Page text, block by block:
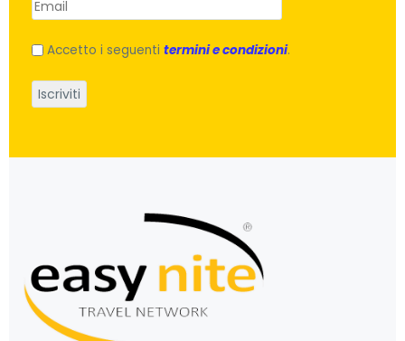
Accetto i seguenti termini e condizioni.